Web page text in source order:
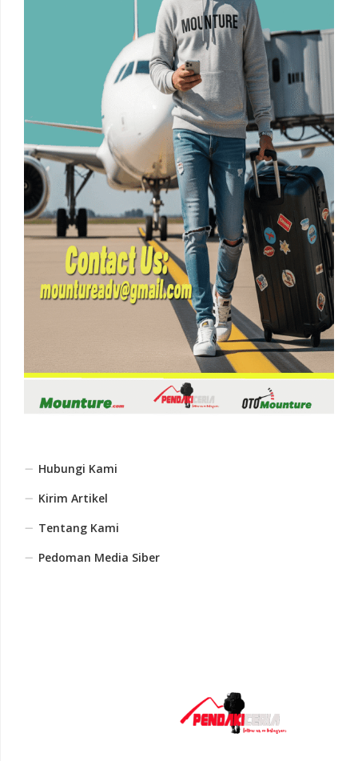
Hubungi Kami
Kirim Artikel
Tentang Kami
Pedoman Media Siber